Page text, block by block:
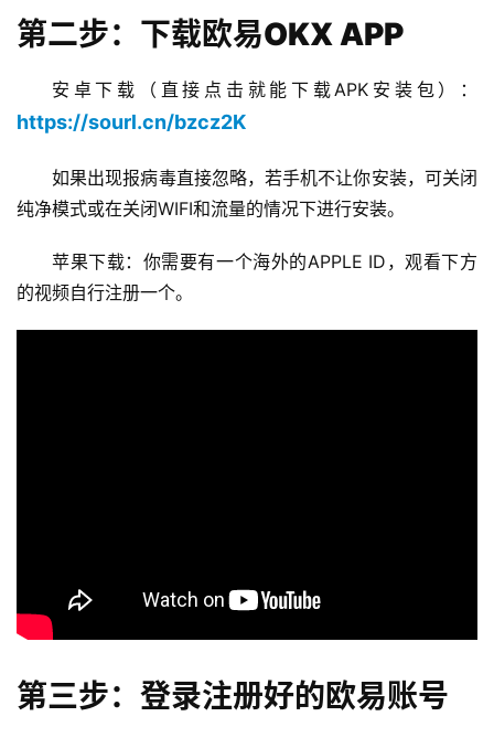
第二步：下载欧易OKX APP
安卓下载（直接点击就能下载APK安装包）：
https://sourl.cn/bzcz2K
如果出现报病毒直接忽略，若手机不让你安装，可关闭
纯净模式或在关闭WIFI和流量的情况下进行安装。
苹果下载：你需要有一个海外的APPLE ID，观看下方
的视频自行注册一个。
第三步：登录注册好的欧易账号